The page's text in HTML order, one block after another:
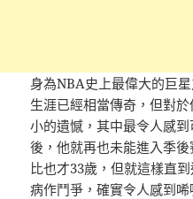
身為NBA史上最偉大的巨
生涯已經相當傳奇，但對
小的遺憾，其中最令人感
後，他就再也未能進入季
比也才33歲，但就這樣直
病作鬥爭，確實令人感到